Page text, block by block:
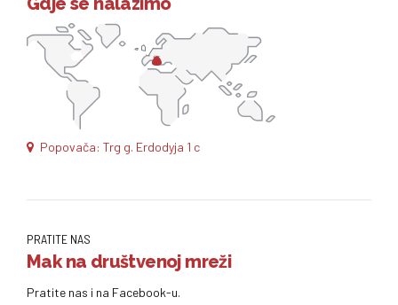
Popovača: Trg g. Erdodyja 1 c
PRATITE NAS
Mak na društvenoj mreži
Pratite nas i na Facebook-u.